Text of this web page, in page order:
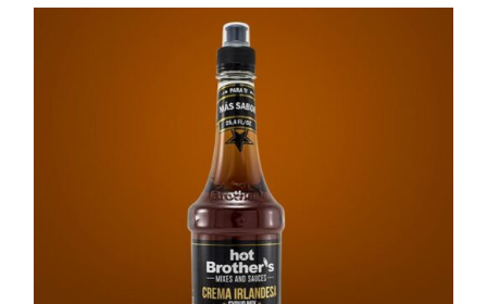
AÑADIR AL CARRITO /